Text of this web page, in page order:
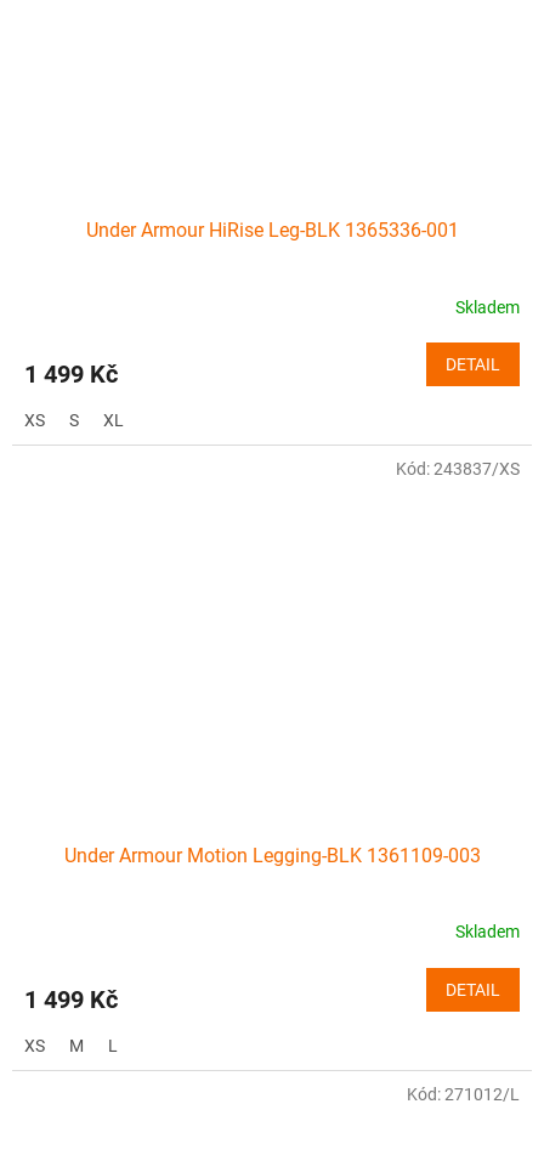
Under Armour HiRise Leg-BLK 1365336-001
Skladem
1 499 Kč DETAIL
XS S XL
Under Armour Motion Legging-BLK 1361109-003
Skladem
1 499 Kč DETAIL
XS M L
Kód:243837/XS
Kód:271012/L